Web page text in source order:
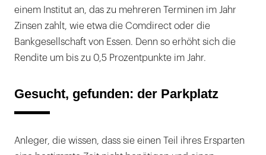
einem Institut an, das zu mehreren Terminen im Jahr
Zinsen zahlt, wie etwa die Comdirect oder die
Bankgesellschaft von Essen. Denn so erhöht sich die
Rendite um bis zu 0,5 Prozentpunkte im Jahr.
Gesucht, gefunden: der Parkplatz
Anleger, die wissen, dass sie einen Teil ihres Ersparten